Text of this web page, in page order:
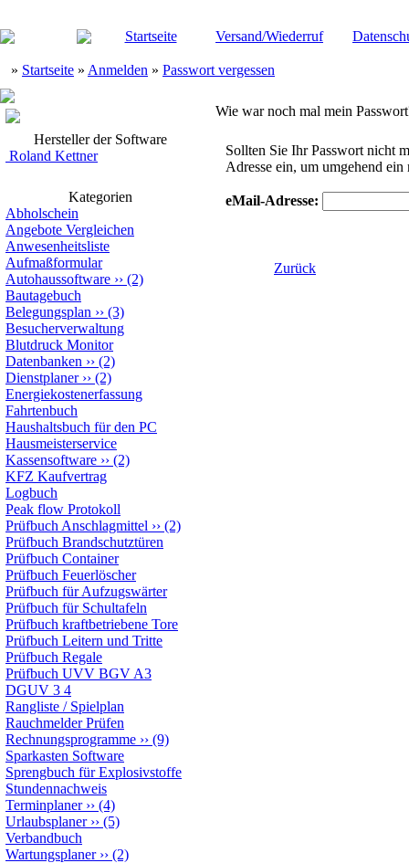
Startseite Versand/Wiederruf
» Startseite » Anmelden » Passwort vergessen
Hersteller der Software
Roland Kettner
Kategorien
Abholschein
Angebote Vergleichen
Anwesenheitsliste
Aufmaßformular
Autohaussoftware ›› (2)
Bautagebuch
Belegungsplan ›› (3)
Besucherverwaltung
Blutdruck Monitor
Datenbanken ›› (2)
Dienstplaner›› (2)
Energiekostenerfassung
Fahrtenbuch
Haushaltsbuch für den PC
Hausmeisterservice
Kassensoftware ›› (2)
KFZ Kaufvertrag
Logbuch
Peak flow Protokoll
Prüfbuch Anschlagmittel ›› (2)
Prüfbuch Brandschutztüren
Prüfbuch Container
Prüfbuch Feuerlöscher
Prüfbuch für Aufzugswärter
Prüfbuch für Schultafeln
Prüfbuch kraftbetriebene Tore
Prüfbuch Leitern und Tritte
Prüfbuch Regale
Prüfbuch UVV BGV A3
DGUV 3 4
Rangliste / Spielplan
Rauchmelder Prüfen
Rechnungsprogramme ›› (9)
Sparkasten Software
Sprengbuch für Explosivstoffe
Stundennachweis
Terminplaner›› (4)
Urlaubsplaner›› (5)
Verbandbuch
Wartungsplaner›› (2)
Wie war noch mal mein
Sollten Sie Ihr Passwort nicht
Adresse ein, um umgehend
eMail-Adresse:
Zurück